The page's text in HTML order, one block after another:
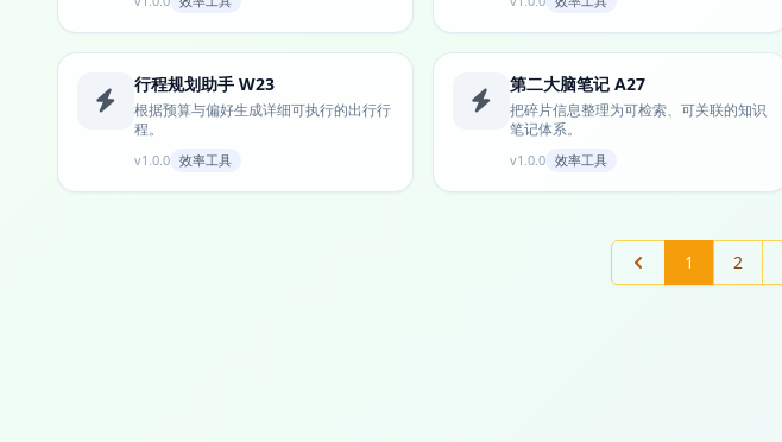
行程规划助手 W23
根据预算与偏好生成详细可执行的出行行
程。
v1.0.0 效率工具
第二大脑笔记 A27
把碎片信息整理为可检索、可关联的知识
笔记体系。
v1.0.0 效率工具
1 2